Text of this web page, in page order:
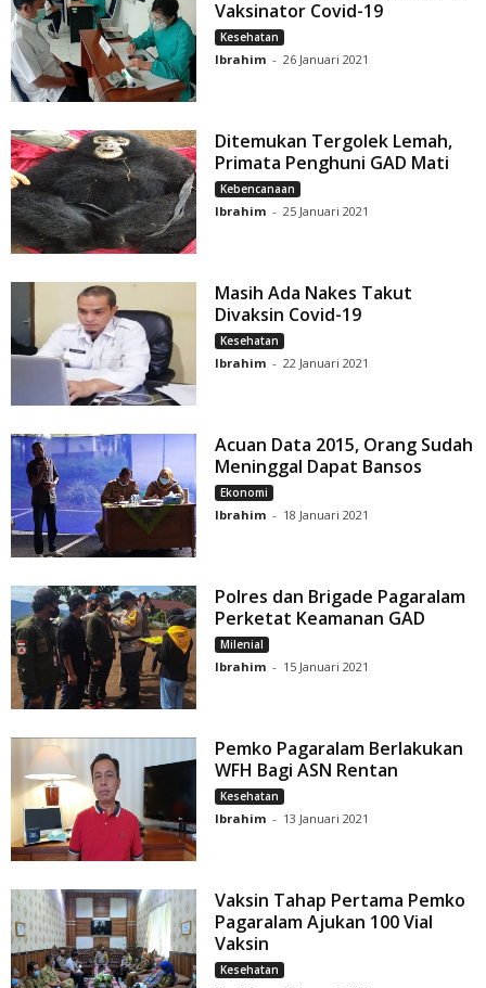
Vaksinator Covid-19
Kesehatan
Ibrahim - 26 Januari 2021
Ditemukan Tergolek Lemah,
Primata Penghuni GAD Mati
Kebencanaan
Ibrahim - 25 Januari 2021
Masih Ada Nakes Takut
Divaksin Covid-19
Kesehatan
Ibrahim - 22 Januari 2021
Acuan Data 2015, Orang Sudah
Meninggal Dapat Bansos
Ekonomi
Ibrahim - 18 Januari 2021
Polres dan Brigade Pagaralam
Perketat Keamanan GAD
Milenial
Ibrahim - 15 Januari 2021
Pemko Pagaralam Berlakukan
WFH Bagi ASN Rentan
Kesehatan
Ibrahim - 13 Januari 2021
Vaksin Tahap Pertama Pemko
Pagaralam Ajukan 100 Vial
Vaksin
Kesehatan